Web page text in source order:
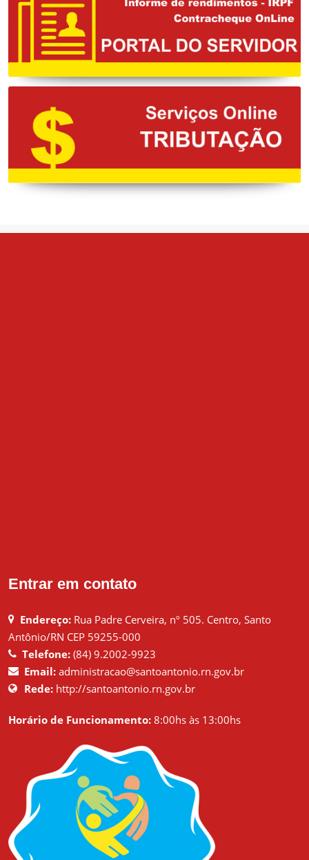
Entrar em contato
Endereço: Rua Padre Cerveira, nº 505. Centro, Santo
Antônio/RN CEP 59255-000
Telefone: (84) 9.2002-9923
Email: administracao@santoantonio.rn.gov.br
Rede: http://santoantonio.rn.gov.br
Horário de Funcionamento: 8:00hs às 13:00hs